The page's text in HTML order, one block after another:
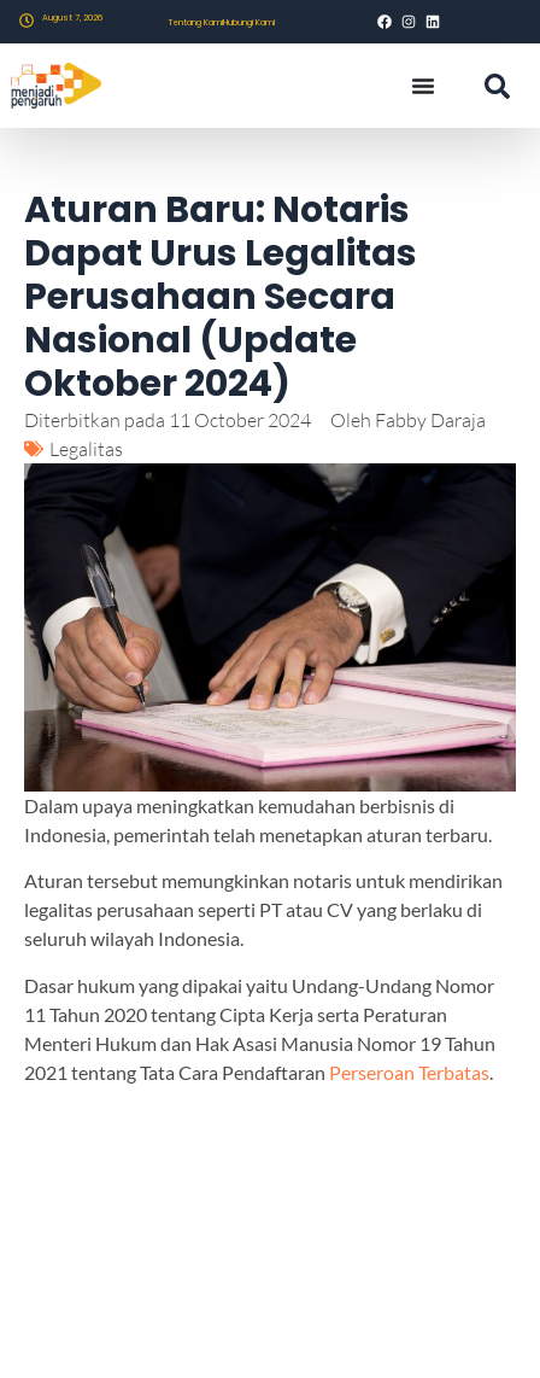
August 7, 2026 Tentang KamiHubungi Kami
Aturan Baru: Notaris
Dapat Urus Legalitas
Perusahaan Secara
Nasional (Update
Oktober 2024)
Diterbitkan pada 11 October 2024 Oleh Fabby Daraja
Legalitas
Dalam upaya meningkatkan kemudahan berbisnis di
Indonesia, pemerintah telah menetapkan aturan terbaru.
Aturan tersebut memungkinkan notaris untuk mendirikan
legalitas perusahaan seperti PT atau CV yang berlaku di
seluruh wilayah Indonesia.
Dasar hukum yang dipakai yaitu Undang-Undang Nomor
11 Tahun 2020 tentang Cipta Kerja serta Peraturan
Menteri Hukum dan Hak Asasi Manusia Nomor 19 Tahun
2021 tentang Tata Cara Pendaftaran Perseroan Terbatas